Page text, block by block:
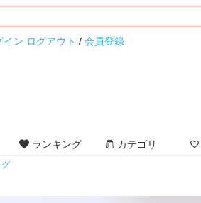
イン ログアウト / 会員登録
ランキング カテゴリ